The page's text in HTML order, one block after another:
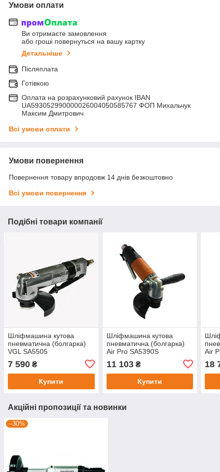
Умови оплати
Ви отримаєте замовлення
або гроші повернуться на вашу картку
Детальніше
Післяплата
Готівкою
Оплата на розрахунковий рахунок IBAN
UA593052990000026004050585767 ФОП Михальчук
Максим Дмитрович
Всі умови оплати
Умови повернення
Повернення товару впродовж 14 днів безкоштовно
Всі умови повернення
Подібні товари компанії
Шліфмашина кутова
пневматична (болгарка)
VGL SA5505
7 590 ₴
Купити
Шліфмашина кутова
пневматична (болгарка)
Air Pro SA5390S
11 103₴
Купити
Air
18
Акційні пропозиції та новинки
–30%